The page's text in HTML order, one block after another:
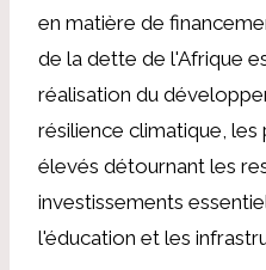
en matière de
de la dette de l'Afrique
réalisation du
résilience climatique,
élevés détournant les
investissements
l'éducation et les